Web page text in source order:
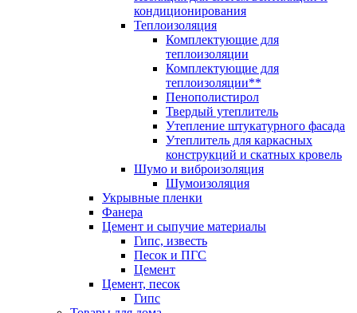
кондиционирования
Теплоизоляция
Комплектующие для
теплоизоляции
Комплектующие для
теплоизоляции**
Пенополистирол
Твердый утеплитель
Утепление штукатурного фасада
Утеплитель для каркасных
конструкций и скатных кровель
Шумо и виброизоляция
Шумоизоляция
Укрывные пленки
Фанера
Цемент и сыпучие материалы
Гипс, известь
Песок и ПГС
Цемент
Цемент, песок
Гипс